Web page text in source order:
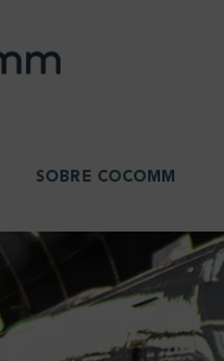
SOBRE COCOMM